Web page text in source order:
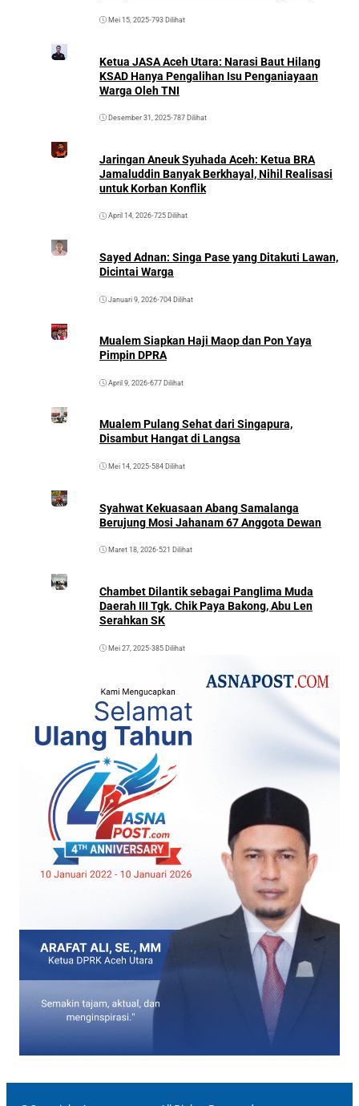
Mei 15, 2025•793 Dilihat
Ketua JASA Aceh Utara: Narasi Baut Hilang
KSAD Hanya Pengalihan Isu Penganiayaan
Warga Oleh TNI
Desember 31, 2025•787 Dilihat
Jaringan Aneuk Syuhada Aceh: Ketua BRA
Jamaluddin Banyak Berkhayal, Nihil Realisasi
untuk Korban Konflik
April 14, 2026•725 Dilihat
Sayed Adnan: Singa Pase yang Ditakuti Lawan,
Dicintai Warga
Januari 9, 2026•704 Dilihat
Mualem Siapkan Haji Maop dan Pon Yaya
Pimpin DPRA
April 9, 2026•677 Dilihat
Mualem Pulang Sehat dari Singapura,
Disambut Hangat di Langsa
Mei 14, 2025•584 Dilihat
Syahwat Kekuasaan Abang Samalanga
Berujung Mosi Jahanam 67 Anggota Dewan
Maret 18, 2026•521 Dilihat
Chambet Dilantik sebagai Panglima Muda
Daerah III Tgk. Chik Paya Bakong, Abu Len
Serahkan SK
Mei 27, 2025•385 Dilihat